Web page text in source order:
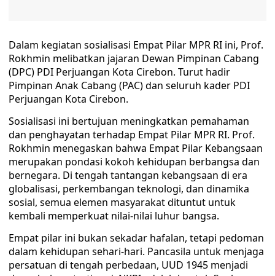
Dalam kegiatan sosialisasi Empat Pilar MPR RI ini, Prof.
Rokhmin melibatkan jajaran Dewan Pimpinan Cabang
(DPC) PDI Perjuangan Kota Cirebon. Turut hadir
Pimpinan Anak Cabang (PAC) dan seluruh kader PDI
Perjuangan Kota Cirebon.
Sosialisasi ini bertujuan meningkatkan pemahaman
dan penghayatan terhadap Empat Pilar MPR RI. Prof.
Rokhmin menegaskan bahwa Empat Pilar Kebangsaan
merupakan pondasi kokoh kehidupan berbangsa dan
bernegara. Di tengah tantangan kebangsaan di era
globalisasi, perkembangan teknologi, dan dinamika
sosial, semua elemen masyarakat dituntut untuk
kembali memperkuat nilai-nilai luhur bangsa.
Empat pilar ini bukan sekadar hafalan, tetapi pedoman
dalam kehidupan sehari-hari. Pancasila untuk menjaga
persatuan di tengah perbedaan, UUD 1945 menjadi